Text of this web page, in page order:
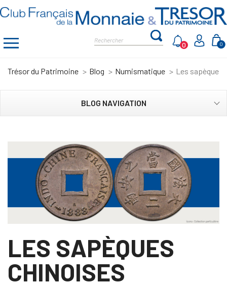
0
0
Trésor du Patrimoine Blog Numismatique Les sapèques
BLOG NAVIGATION
LES SAPÈQUES
CHINOISES